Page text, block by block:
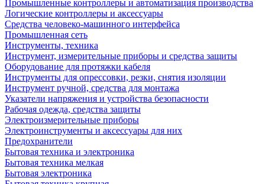
Промышленные контроллеры и автоматизация производства
Логические контроллеры и аксессуары
Средства человеко-машинного интерфейса
Промышленная сеть
Инструменты, техника
Инструмент, измерительные приборы и средства защиты
Оборудование для протяжки кабеля
Инструменты для опрессовки, резки, снятия изоляции
Инструмент ручной, средства для монтажа
Указатели напряжения и устройства безопасности
Рабочая одежда, средства защиты
Электроизмерительные приборы
Электроинструменты и аксессуары для них
Предохранители
Бытовая техника и электроника
Бытовая техника мелкая
Бытовая электроника